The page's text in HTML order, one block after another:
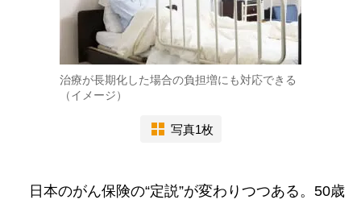
治療が長期化した場合の負担増にも対応できる
（イメージ）
写真1枚
日本のがん保険の“定説”が変わりつつある。50歳